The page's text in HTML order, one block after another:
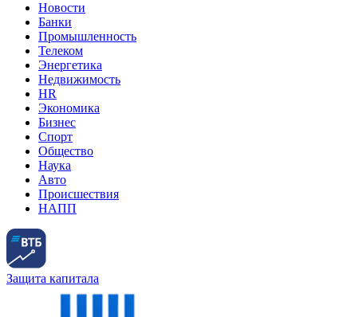
Новости
Банки
Промышленность
Телеком
Энергетика
Недвижимость
HR
Экономика
Бизнес
Спорт
Общество
Наука
Авто
Происшествия
НАПП
Защита капитала